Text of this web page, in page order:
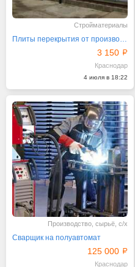
Стройматериалы
Плиты перекрытия от производителя
3 150
Краснодар
4 июля в 18:22
Производство, сырьё, с/х
Сварщик на полуавтомат
125 000
Краснодар